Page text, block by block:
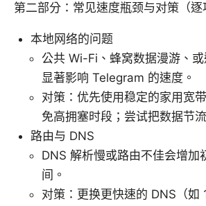
第二部分：常见速度瓶颈与对策（逐
本地网络的问题
公共 Wi-Fi、蜂窝数据漫游、
显著影响 Telegram 的速度。
对策：优先使用稳定的家用宽
免高拥塞时段；尝试把数据节
路由与 DNS
DNS 解析慢或路由不佳会增加
间。
对策：更换更快速的 DNS（如